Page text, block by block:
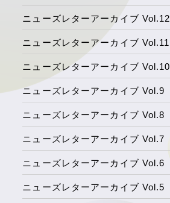
ニューズレターアーカイブ Vol.12
ニューズレターアーカイブ Vol.11
ニューズレターアーカイブ Vol.10
ニューズレターアーカイブ Vol.9
ニューズレターアーカイブ Vol.8
ニューズレターアーカイブ Vol.7
ニューズレターアーカイブ Vol.6
ニューズレターアーカイブ Vol.5